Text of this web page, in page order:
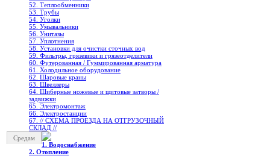
52. Теплообменники
53. Трубы
54. Уголки
55. Умывальники
56. Унитазы
57. Уплотнения
58. Установки для очистки сточных вод
59. Фильтры, грязевики и грязеотделители
60. Футерованная / Гуммированная арматура
61. Холодильное oборудование
62. Шаровые краны
63. Швеллеры
64. Шиберные ножевые и щитовые затворы /
задвижки
65. Электромонтаж
66. Электростанции
67. // СХЕМА ПРОЕЗДА НА ОТГРУЗОЧНЫЙ
СКЛАД //
Средам
1. Водоснабжение
2. Отопление